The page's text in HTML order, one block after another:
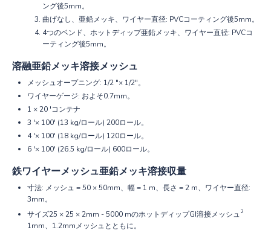
ング後5mm。
曲げなし、亜鉛メッキ、ワイヤー直径: PVCコーティング後5mm。
4つのベンド、ホットディップ亜鉛メッキ、ワイヤー直径: PVCコ
ーティング後5mm。
溶融亜鉛メッキ溶接メッシュ
メッシュオープニング: 1/2 "× 1/2"。
ワイヤーゲージ: およそ0.7mm。
1 × 20 'コンテナ
3 '× 100' (13 kg/ロール) 200ロール。
4 '× 100' (18 kg/ロール) 120ロール。
6 '× 100' (26.5 kg/ロール) 600ロール。
鉄ワイヤーメッシュ亜鉛メッキ溶接収量
寸法: メッシュ = 50 × 50mm、幅 = 1 m、長さ = 2 m、ワイヤー直径:
3mm。
サイズ25 × 25 × 2mm - 5000 mのホットディップGI溶接メッシュ2
1mm、1.2mmメッシュとともに。